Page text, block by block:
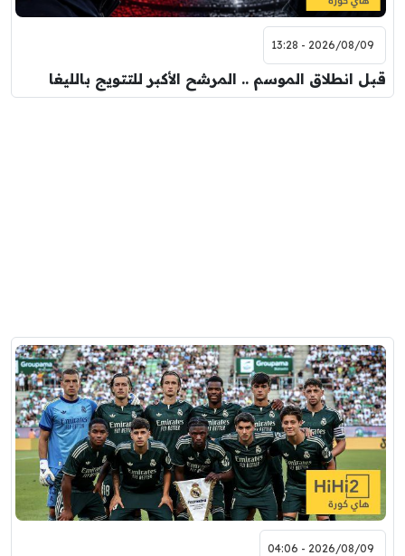
2026/08/09 - 13:28
قبل انطلاق الموسم .. المرشح الأكبر للتتويج بالليغا
2026/08/09 - 04:06